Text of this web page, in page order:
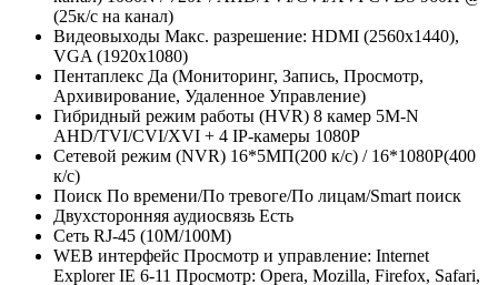
(25к/с на канал)
Видеовыходы Макс. разрешение: HDMI (2560x1440),
VGA (1920х1080)
Пентаплекс Да (Мониторинг, Запись, Просмотр,
Архивирование, Удаленное Управление)
Гибридный режим работы (HVR) 8 камер 5M-N
AHD/TVI/CVI/XVI + 4 IP-камеры 1080P
Сетевой режим (NVR) 16*5МП(200 к/с) / 16*1080P(400
к/с)
Поиск По времени/По тревоге/По лицам/Smart поиск
Двухсторонняя аудиосвязь Есть
Сеть RJ-45 (10M/100М)
WEB интерфейс Просмотр и управление: Internet
Explorer IE 6-11 Просмотр: Opera, Mozilla, Firefox, Safari,